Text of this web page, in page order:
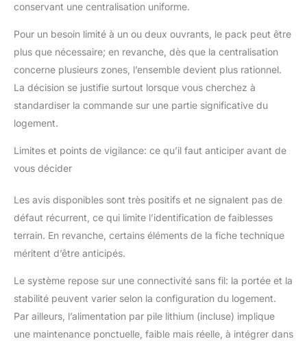
conservant une centralisation uniforme.
Pour un besoin limité à un ou deux ouvrants, le pack peut être
plus que nécessaire; en revanche, dès que la centralisation
concerne plusieurs zones, l’ensemble devient plus rationnel.
La décision se justifie surtout lorsque vous cherchez à
standardiser la commande sur une partie significative du
logement.
Limites et points de vigilance: ce qu’il faut anticiper avant de
vous décider
Les avis disponibles sont très positifs et ne signalent pas de
défaut récurrent, ce qui limite l’identification de faiblesses
terrain. En revanche, certains éléments de la fiche technique
méritent d’être anticipés.
Le système repose sur une connectivité sans fil: la portée et la
stabilité peuvent varier selon la configuration du logement.
Par ailleurs, l’alimentation par pile lithium (incluse) implique
une maintenance ponctuelle, faible mais réelle, à intégrer dans